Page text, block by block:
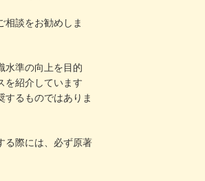
相談をお勧めしま
水準の向上を目的
を紹介しています
するものではありま
る際には、必ず原著